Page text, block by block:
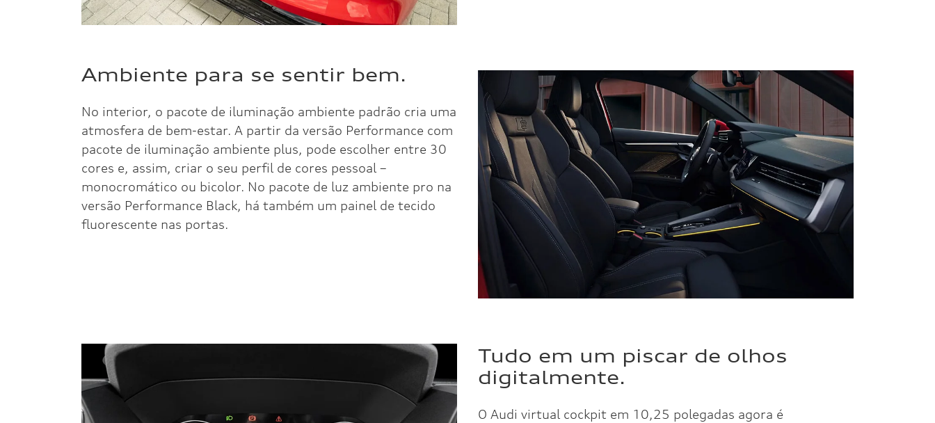
Ambiente para se sentir bem.
No interior, o pacote de iluminação ambiente padrão cria uma
atmosfera de bem-estar. A partir da versão Performance com
pacote de iluminação ambiente plus, pode escolher entre 30
cores e, assim, criar o seu perfil de cores pessoal –
monocromático ou bicolor. No pacote de luz ambiente pro na
versão Performance Black, há também um painel de tecido
fluorescente nas portas.
Tudo em um piscar de olhos
digitalmente.
O Audi virtual cockpit em 10,25 polegadas agora é